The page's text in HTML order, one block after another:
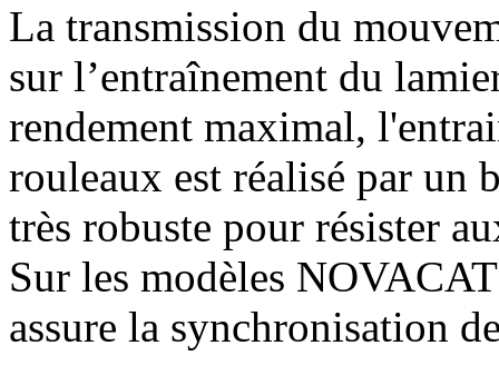
La transmission du
sur l’entraînement du
rendement maximal,
rouleaux est réalisé par un
très robuste pour résister
Sur les modèles
assure la synchronisation